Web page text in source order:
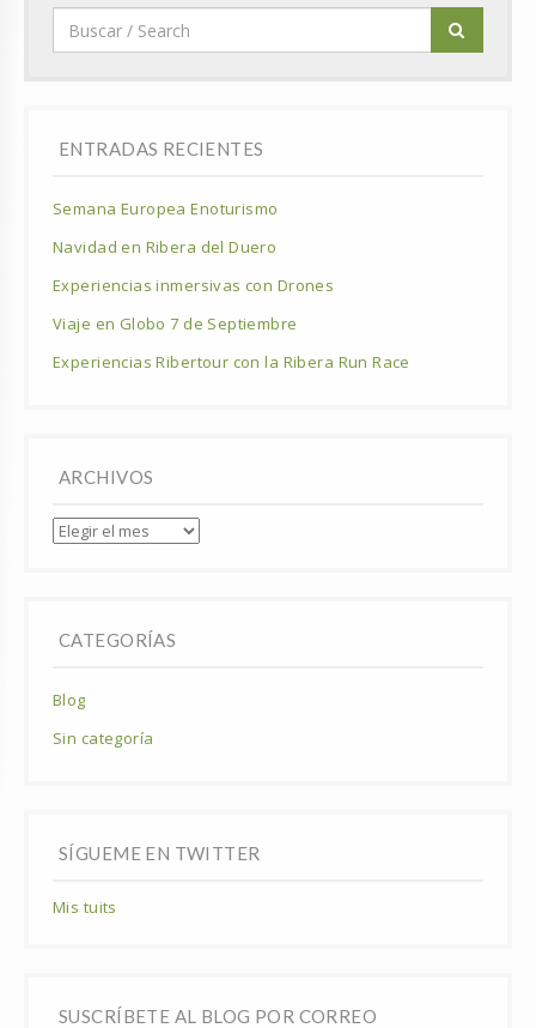
ENTRADAS RECIENTES
Semana Europea Enoturismo
Navidad en Ribera del Duero
Experiencias inmersivas con Drones
Viaje en Globo 7 de Septiembre
Experiencias Ribertour con la Ribera Run Race
ARCHIVOS
Archivos
CATEGORÍAS
Blog
Sin categoría
SÍGUEME EN TWITTER
Mis tuits
SUSCRÍBETE AL BLOG POR CORREO